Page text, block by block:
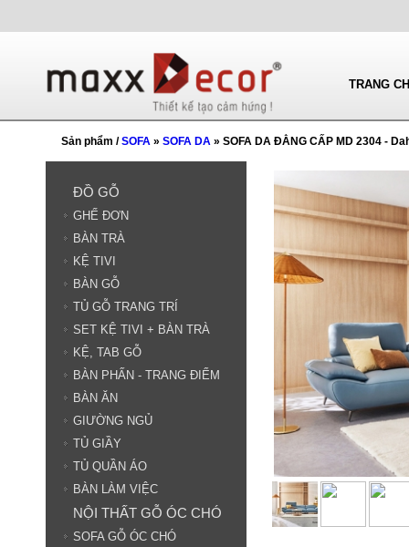
TRANG
Sản phẩm /SOFA » SOFA DA » SOFA DA ĐẲNG CẤP MD 2304 -
ĐỒ GỖ
GHẾ ĐƠN
BÀN TRÀ
KỆ TIVI
BÀN GỖ
TỦ GỖ TRANG TRÍ
SET KỆ TIVI + BÀN TRÀ
KỆ, TAB GỖ
BÀN PHẤN - TRANG ĐIỂM
BÀN ĂN
GIƯỜNG NGỦ
TỦ GIẦY
TỦ QUẦN ÁO
BÀN LÀM VIỆC
NỘI THẤT GỖ ÓC CHÓ
SOFA GỖ ÓC CHÓ